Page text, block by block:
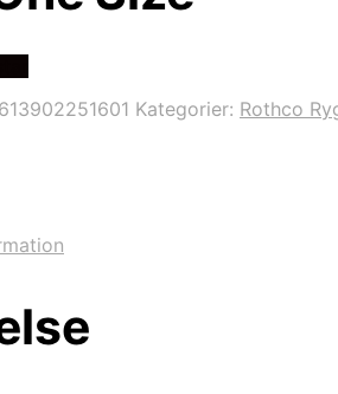
613902251601 Kategorier: Rothco